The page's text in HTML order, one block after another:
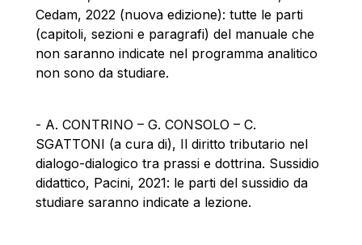
Cedam, 2022 (nuova edizione): tutte le parti
(capitoli, sezioni e paragrafi) del manuale che
non saranno indicate nel programma analitico
non sono da studiare.
- A. CONTRINO – G. CONSOLO – C.
SGATTONI (a cura di), Il diritto tributario nel
dialogo-dialogico tra prassi e dottrina. Sussidio
didattico, Pacini, 2021: le parti del sussidio da
studiare saranno indicate a lezione.